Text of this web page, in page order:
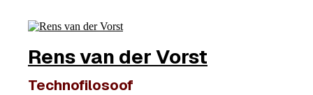
Rens van der Vorst
Technofilosoof